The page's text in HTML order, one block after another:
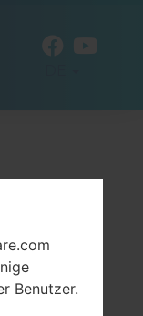
Benutzer.